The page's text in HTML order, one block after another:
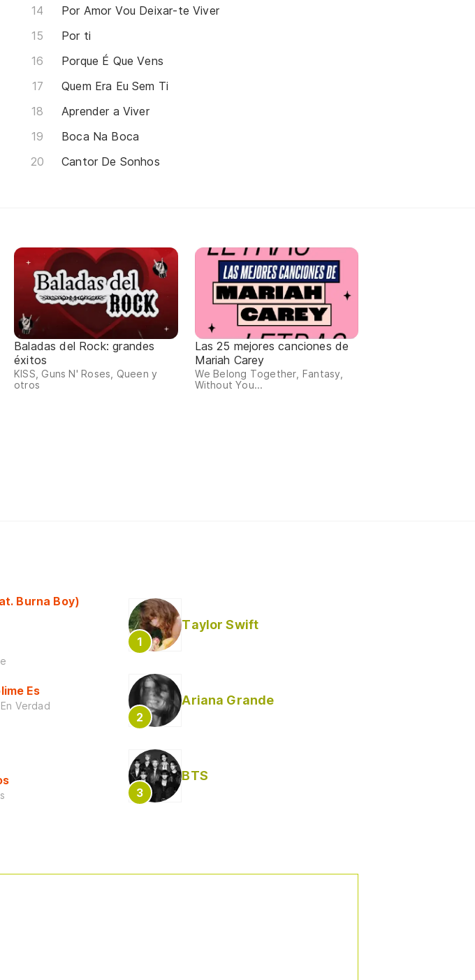
Por Amor Vou Deixar-te Viver
Por ti
Porque É Que Vens
Quem Era Eu Sem Ti
Aprender a Viver
Boca Na Boca
Cantor De Sonhos
Baladas del Rock: grandes
éxitos
KISS, Guns N' Roses, Queen y
otros
Las 25 mejores canciones de
Mariah Carey
We Belong Together, Fantasy,
Without You...
Burna Boy)
Es
Verdad
Taylor Swift
Ariana Grande
BTS